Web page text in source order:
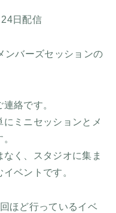
日配信
ンバーズセッションの
絡です。
ミニセッションとメ
く、スタジオに集ま
ベントです。
ほど行っているイベ